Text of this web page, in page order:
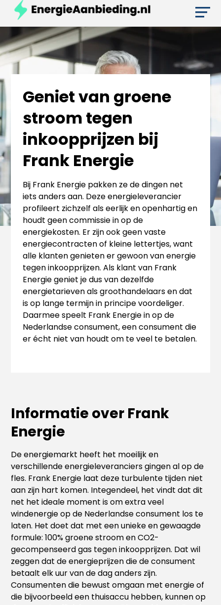
Geniet van groene
stroom tegen
inkoopprijzen bij
Frank Energie
Bij Frank Energie pakken ze de dingen net
iets anders aan. Deze energieleverancier
profileert zichzelf als eerlijk en openhartig en
houdt geen commissie in op de
energiekosten. Er zijn ook geen vaste
energiecontracten of kleine lettertjes, want
alle klanten genieten er gewoon van energie
tegen inkoopprijzen. Als klant van Frank
Energie geniet je dus van dezelfde
energietarieven als groothandelaars en dat
is op lange termijn in principe voordeliger.
Daarmee speelt Frank Energie in op de
Nederlandse consument, een consument die
er écht niet van houdt om te veel te betalen.
Informatie over Frank
Energie
De energiemarkt heeft het moeilijk en
verschillende energieleveranciers gingen al op de
fles. Frank Energie laat deze turbulente tijden niet
aan zijn hart komen. Integendeel, het vindt dat dit
net het ideale moment is om extra veel
windenergie op de Nederlandse consument los te
laten. Het doet dat met een unieke en gewaagde
formule: 100% groene stroom en CO2-
gecompenseerd gas tegen inkoopprijzen. Dat wil
zeggen dat de energieprijzen die de consument
betaalt elk uur van de dag anders zijn.
Consumenten die bewust omgaan met energie of
die bijvoorbeeld een thuisaccu hebben, kunnen op